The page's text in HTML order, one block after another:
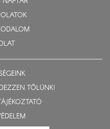
TŐLÜNK!